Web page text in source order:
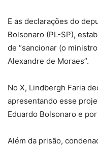
E as declarações do
Bolsonaro (PL-SP),
de “sancionar (o
Alexandre de Moraes”.
No X, Lindbergh Faria
apresentando esse
Eduardo Bolsonaro e
Além da prisão,